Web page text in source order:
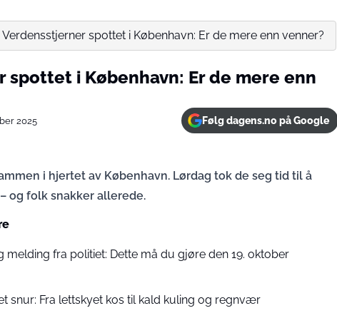
Verdensstjerner spottet i København: Er de mere enn venner?
spottet i København: Er de mere enn
2025 Følg dagens.no på Google
i hjertet av København. Lørdag tok de seg tid til å
og folk snakker allerede.
melding fra politiet: Dette må du gjøre den 19. oktober
snur: Fra lettskyet kos til kald kuling og regnvær